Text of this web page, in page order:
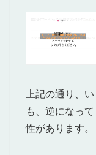
上記の通り、
も、逆になっ
性があります。